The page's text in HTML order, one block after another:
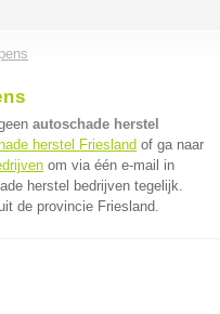
autoschade herstel
herstel Friesland of ga naar
om via één e-mail in
herstel bedrijven tegelijk.
de provincie Friesland.